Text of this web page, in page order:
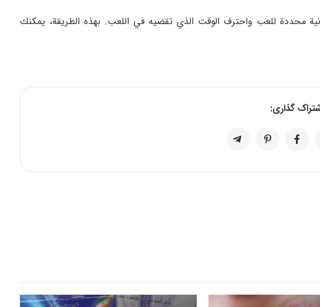
محددة للعب واحترف الوقت الذي تقضيه في اللعب. بهذه الطريقة، يمكنك
گذاری: